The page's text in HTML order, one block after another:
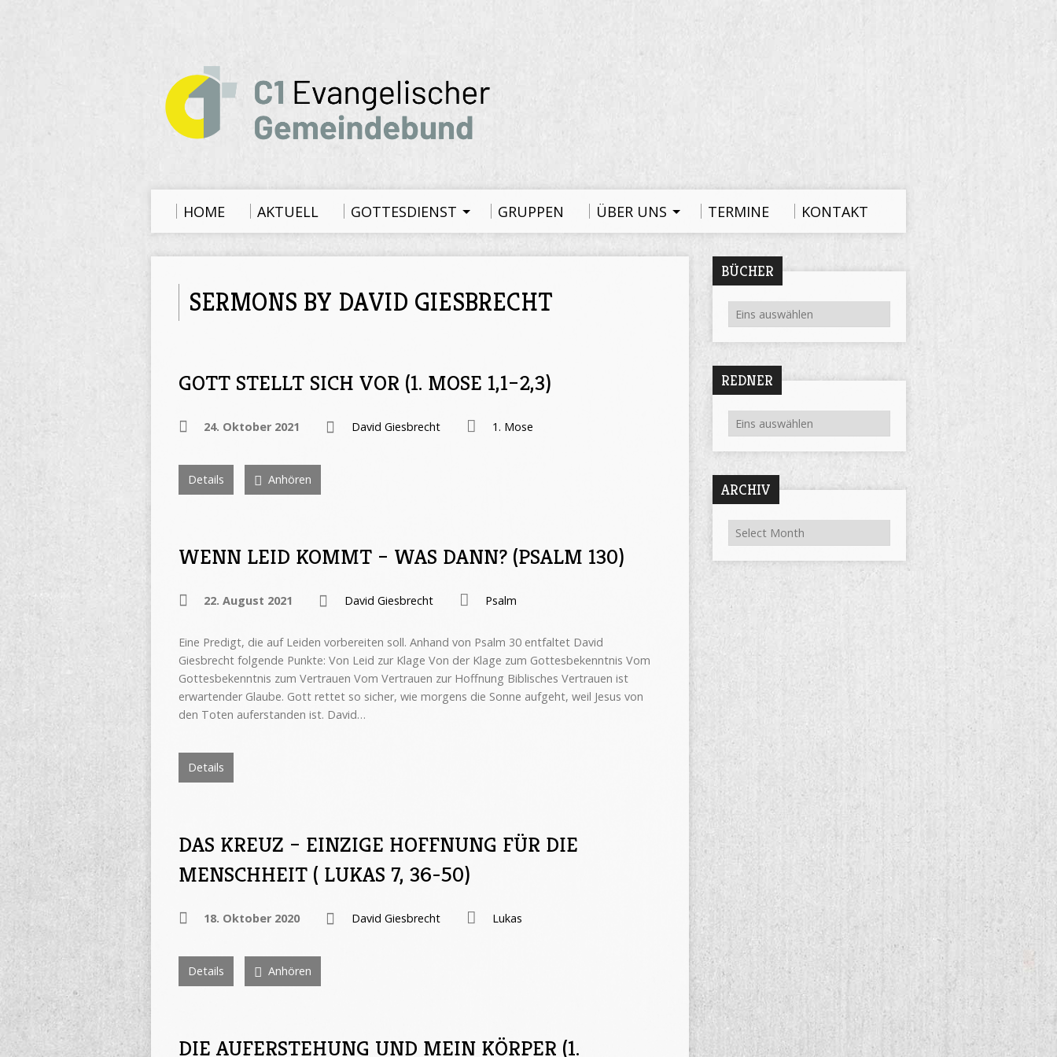
HOME AKTUELL GOTTESDIENST GRUPPEN ÜBER UNS TERMINE KONTAKT
SERMONS BY DAVID GIESBRECHT
GOTT STELLT SICH VOR (1. MOSE 1,1–2,3)
24. Oktober 2021 David Giesbrecht 1. Mose
Details Anhören
WENN LEID KOMMT – WAS DANN? (PSALM 130)
22. August 2021 David Giesbrecht Psalm
Eine Predigt, die auf Leiden vorbereiten soll. Anhand von Psalm 30 entfaltet David
Giesbrecht folgende Punkte: Von Leid zur Klage Von der Klage zum Gottesbekenntnis Vom
Gottesbekenntnis zum Vertrauen Vom Vertrauen zur Hoffnung Biblisches Vertrauen ist
erwartender Glaube. Gott rettet so sicher, wie morgens die Sonne aufgeht, weil Jesus von
den Toten auferstanden ist. David…
Details
DAS KREUZ – EINZIGE HOFFNUNG FÜR DIE
MENSCHHEIT ( LUKAS 7, 36-50)
18. Oktober 2020 David Giesbrecht Lukas
Details Anhören
DIE AUFERSTEHUNG UND MEIN KÖRPER (1.
BÜCHER
REDNER
ARCHIV